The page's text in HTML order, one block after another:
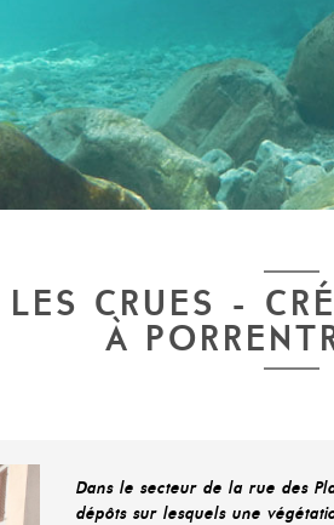
LES CRUES -
À
Dans le secteur de la rue des
dépôts sur lesquels une